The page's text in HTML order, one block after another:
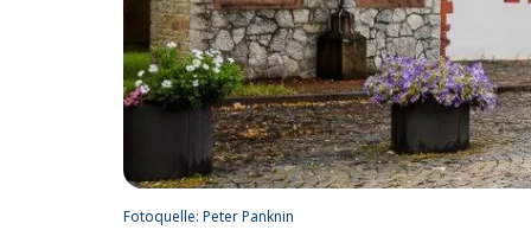
Fotoquelle: Peter Panknin